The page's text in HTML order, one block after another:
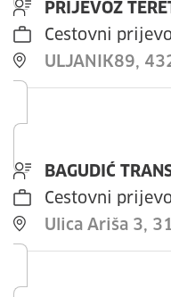
ULJANIK89,
PRIJEVOZ
Cestovni
Ulica Ariša 3,
BAGUDIĆ
Cestovni